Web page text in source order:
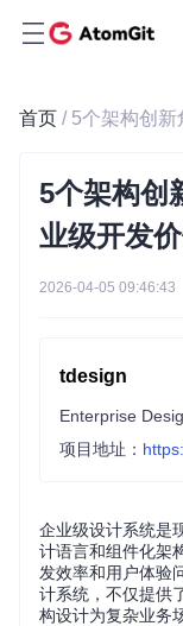
首页 / 5个架构创
5个架构创
业级开发
2026-04-05 09:46:43
tdesign
Enterprise
项目地址：
企业级设计系统是
计语言和组件化架
发效率和用户体验
计系统，不仅提供
构设计为复杂业务